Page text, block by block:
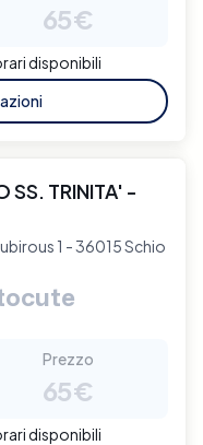
65€
disponibili
SS. TRINITA' -
1 - 36015 Schio
Prezzo
65€
disponibili